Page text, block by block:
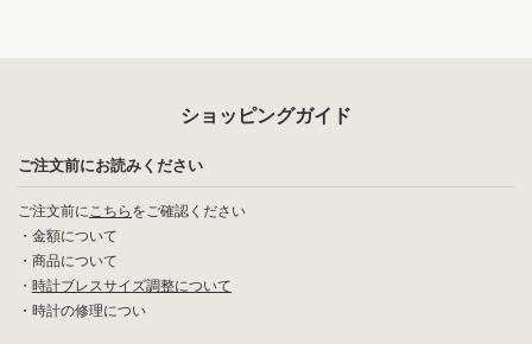
ショッピングガイド
ご注文前にお読みください
ご注文前にこちら をご確認ください
・ 金額について
・ 商品について
・ 時計ブレスサイズ調整について
・ 時計の修理につい